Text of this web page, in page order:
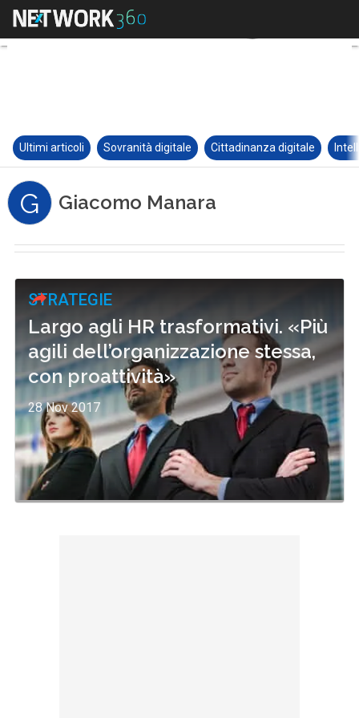
Ultimi articoli Sovranità digitale Cittadinanza digitale
G Giacomo Manara
STRATEGIE
Largo agli HR trasformativi. «Più
agili dell’organizzazione stessa,
con proattività»
28 Nov 2017